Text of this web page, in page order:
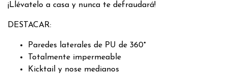
¡Llévatelo a casa y nunca te defraudará!
DESTACAR:
Paredes laterales de PU de 360°
Totalmente impermeable
Kicktail y nose medianos